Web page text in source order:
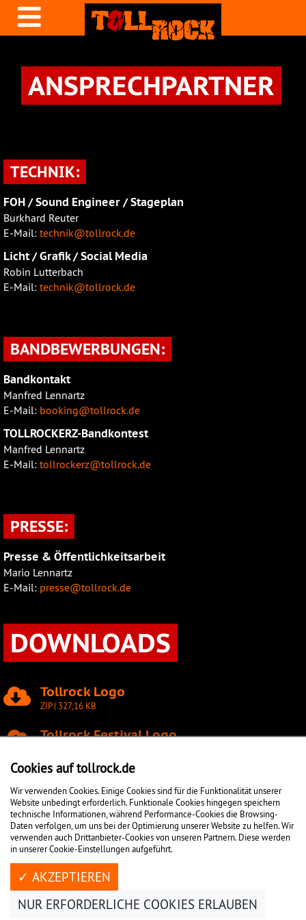
ANSPRECHPARTNER
TECHNIK:
FOH / Sound Engineer / Stageplan
Burkhard Reuter
E-Mail: technik@tollrock.de
Licht / Grafik / Social Media
Robin Lutterbach
E-Mail: technik@tollrock.de
BANDBEWERBUNGEN:
Bandkontakt
Manfred Lennartz
E-Mail: booking@tollrock.de
TOLLROCKERZ-Bandkontest
Manfred Lennartz
E-Mail: tollrockerz@tollrock.de
PRESSE:
Presse & Öffentlichkeitsarbeit
Mario Lennartz
E-Mail: presse@tollrock.de
DOWNLOADS
Tollrock Logo
ZIP | 327,16 KB
Tollrock Festival Logo
Sorgeberechtigung
PDF | 60,96 KB
#TOLLROCK26
Cookies auf tollrock.de
Wir verwenden Cookies. Einige Cookies sind für die Funktionalität unserer
Website unbedingt erforderlich. Funktionale Cookies hingegen speichern
technische Informationen, während Performance-Cookies die Browsing-
Daten verfolgen, um uns bei der Optimierung unserer Website zu helfen. Wir
verwenden auch Drittanbieter-Cookies von unseren Partnern. Diese werden
in unserer Cookie-Einstellungen aufgeführt.
✓ AKZEPTIEREN
NUR ERFORDERLICHE COOKIES ERLAUBEN